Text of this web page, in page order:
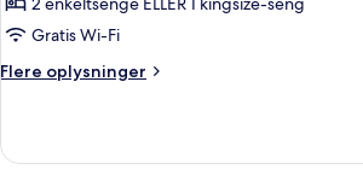
Gratis Wi-Fi
Flere oplysninger
Flere
værelse